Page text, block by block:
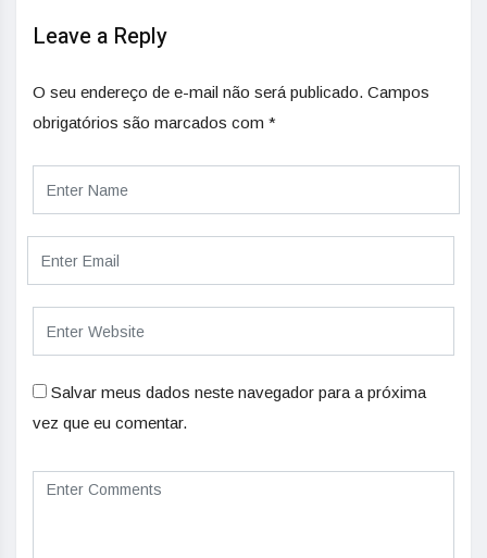
Leave a Reply
O seu endereço de e-mail não será publicado. Campos
obrigatórios são marcados com *
Salvar meus dados neste navegador para a próxima
vez que eu comentar.